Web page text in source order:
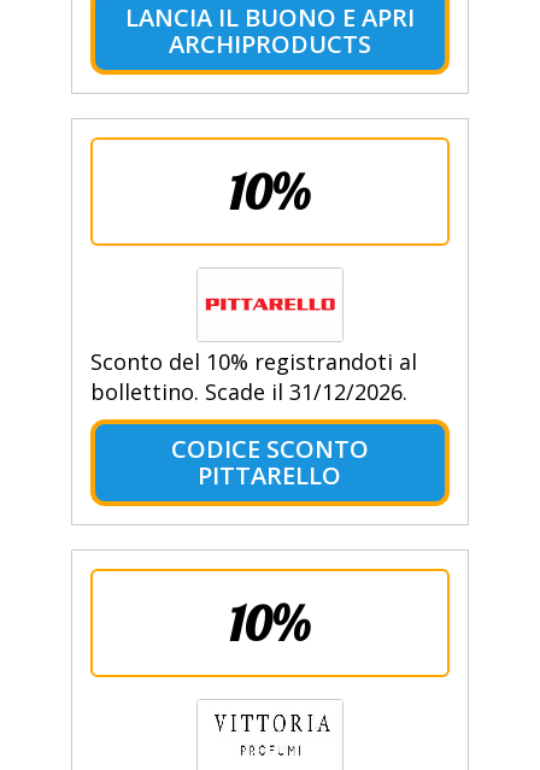
LANCIA IL BUONO E APRI
ARCHIPRODUCTS
10%
Sconto del 10% registrandoti al
bollettino. Scade il 31/12/2026.
CODICE SCONTO
PITTARELLO
10%